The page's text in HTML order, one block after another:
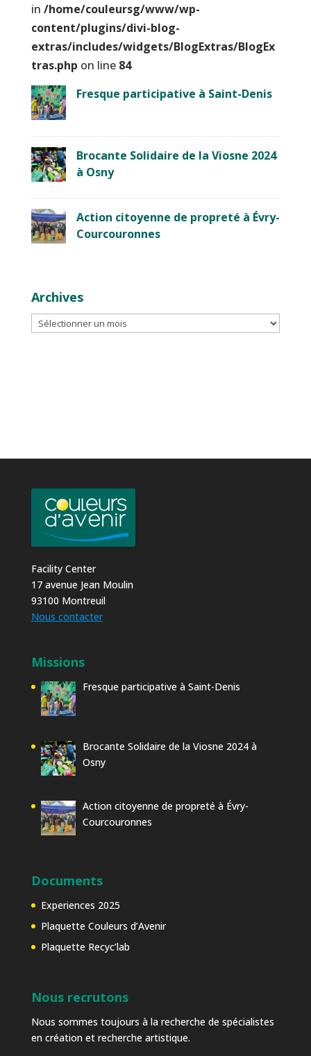
in /home/couleursg/www/wp-
content/plugins/divi-blog-
extras/includes/widgets/BlogExtras/BlogEx
tras.php on line 84
Fresque participative à Saint-Denis
Brocante Solidaire de la Viosne 2024
à Osny
Action citoyenne de propreté à Évry-
Courcouronnes
Archives
Archives
Facility Center
17 avenue Jean Moulin
93100 Montreuil
Nous contacter
Missions
Fresque participative à Saint-Denis
Brocante Solidaire de la Viosne 2024 à
Osny
Action citoyenne de propreté à Évry-
Courcouronnes
Documents
Experiences 2025
Plaquette Couleurs d’Avenir
Plaquette Recyc’lab
Nous recrutons
Nous sommes toujours à la recherche de spécialistes
en création et recherche artistique.